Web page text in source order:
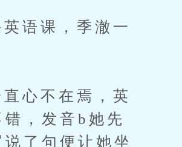
语课，季澈一
心不在焉，英
，发音b她先
了句便让她坐